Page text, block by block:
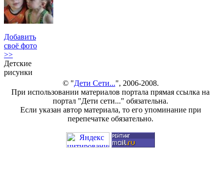
Добавить
своё фото
>>
Детские
рисунки
© "Дети Сети...", 2006-2008.
При использовании материалов портала прямая ссылка на
портал "Дети сети..." обязательна.
Если указан автор материала, то его упоминание при
перепечатке обязательно.